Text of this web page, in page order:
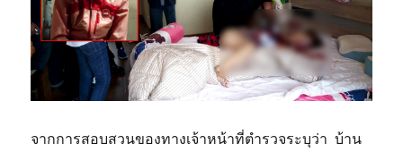
จากการสอบสวนของทางเจ้าหน้าที่ตำรวจระบุว่า บ้าน